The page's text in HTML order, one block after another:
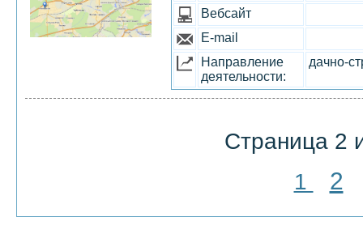
Вебсайт
E-mail
Направление
деятельности:
дачно-
Страница 2
1
2